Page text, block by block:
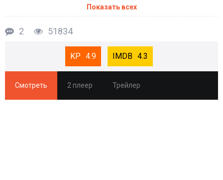
Показать всех
2 51834
4.9 4.3
Смотреть 2 плеер Трейлер